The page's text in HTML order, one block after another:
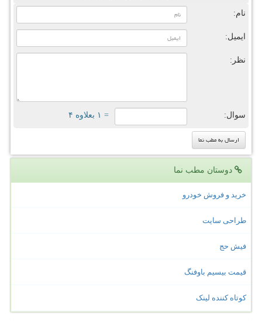
نام:
ایمیل:
نظر:
سوال: = ۱ بعلاوه ۴
دوستان مطب نما
خرید و فروش خودرو
طراحی سایت
فیش حج
قیمت بیسیم باوفنگ
کوتاه کننده لینک